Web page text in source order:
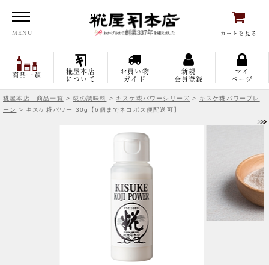
MENU カートを見る
商品一覧
糀屋本店
について
お買い物
ガイド
新規
会員登録
マイ
ページ
糀屋本店 商品一覧 >糀の調味料 > キスケ糀パワーシリーズ >
キスケ糀パワープレ
ーン
> キスケ糀パワー 30g【6個までネコポス便配送可】